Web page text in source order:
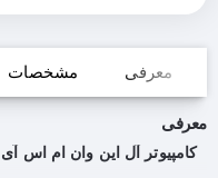
معرفی مشخصات
معرفی